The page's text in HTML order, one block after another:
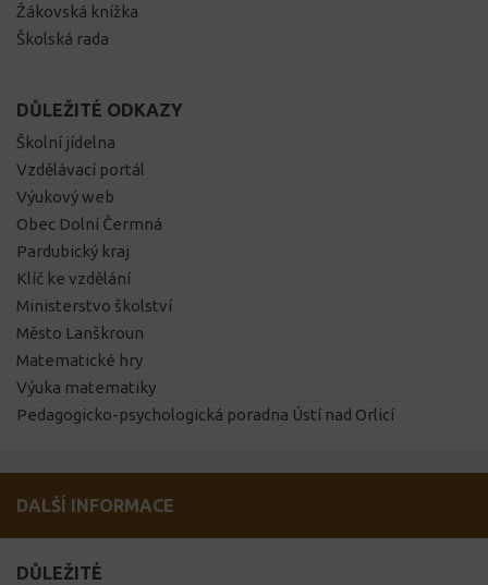
Žákovská knížka
Školská rada
DŮLEŽITÉ ODKAZY
Školní jídelna
Vzdělávací portál
Výukový web
Obec Dolní Čermná
Pardubický kraj
Klíč ke vzdělání
Ministerstvo školství
Město Lanškroun
Matematické hry
Výuka matematiky
Pedagogicko-psychologická poradna Ústí nad Orlicí
DALŠÍ INFORMACE
DŮLEŽITÉ